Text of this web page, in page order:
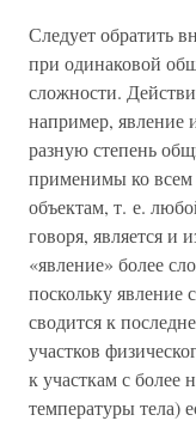
Следует обратить
при одинаковой
сложности.
например, явление
разную степень
применимы ко всем
объектам, т. е.
говоря, является и
«явление» более
поскольку явление
сводится к
участков
к участкам с более
температуры тела)